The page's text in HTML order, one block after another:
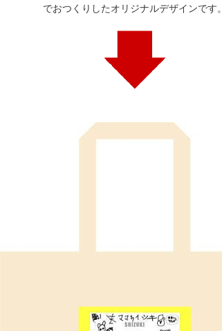
でおつくりしたオリジナルデザインです。